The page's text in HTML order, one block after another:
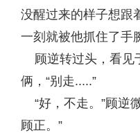
没醒过来的样子想跟
一刻就被他抓住了手
顾逆转过头，看见
俩，“别走.....”
“好，不走。”顾逆
顾正。”